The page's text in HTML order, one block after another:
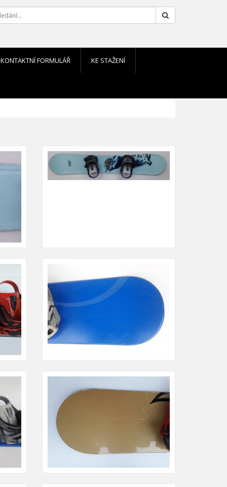
KONTAKTNÍ FORMULÁŘ KE STAŽENÍ